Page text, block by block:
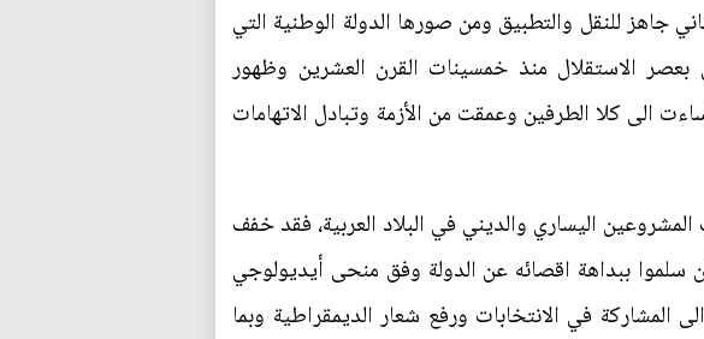
جاهز للنقل والتطبيق ومن صورها الدولة الوطنية التي
الاستقلال منذ خمسينات القرن العشرين وظهور
الى كلا الطرفين وعمقت من الأزمة وتبادل الاتهامات
اليساري والديني في البلاد العربية، فقد خفف
سلموا ببداهة اقصائه عن الدولة وفق منحى أيديولوجي
المشاركة في الانتخابات ورفع شعار الديمقراطية وبما